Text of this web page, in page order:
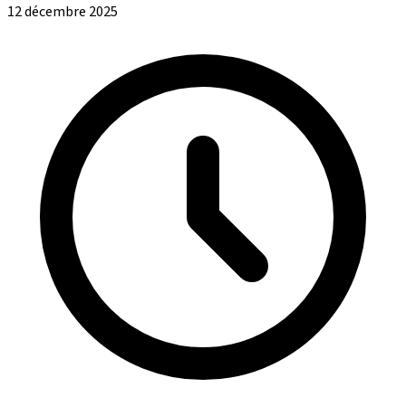
12 décembre 2025